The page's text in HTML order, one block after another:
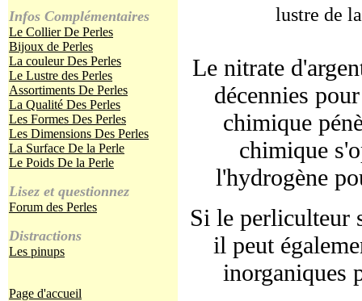
Infos Complémentaires
Le Collier De Perles
Bijoux de Perles
La couleur Des Perles
Le Lustre des Perles
Assortiments De Perles
La Qualité Des Perles
Les Formes Des Perles
Les Dimensions Des Perles
La Surface De la Perle
Le Poids De la Perle
Lisez et questionnez
Forum des Perles
Distractions
Les pinups
Page d'accueil
lustre de
Le nitrate
décennies
chimique
chimique
l'hydrogène
Si le perliculteur
il peut
inorganiques